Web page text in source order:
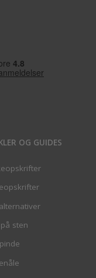
OG GUIDES
sten